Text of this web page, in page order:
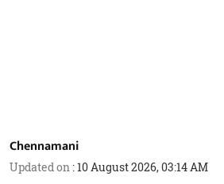
Chennamani
Updated on :10 August 2026, 03:14 AM